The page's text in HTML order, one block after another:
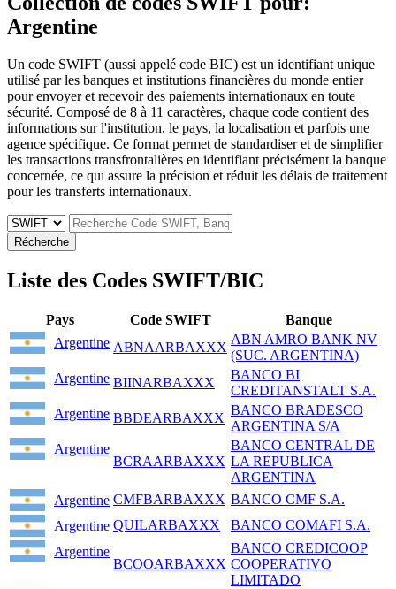
Argentine
Un code SWIFT (aussi appelé code BIC) est un identifiant unique
utilisé par les banques et institutions financières du monde entier
pour envoyer et recevoir des paiements internationaux en toute
sécurité. Composé de 8 à 11 caractères, chaque code contient des
informations sur l'institution, le pays, la localisation et parfois une
agence spécifique. Ce format permet de standardiser et de simplifier
les transactions transfrontalières en identifiant précisément la banque
concernée, ce qui assure la précision et réduit les délais de traitement
pour les transferts internationaux.
Récherche
Liste des Codes SWIFT/BIC
Pays Code SWIFT
Banque
Argentine ABNAARBAXXX
ABN AMRO BANK NV
(SUC. ARGENTINA)
Argentine BIINARBAXXX
BANCO BI
CREDITANSTALT S.A.
Argentine BBDEARBAXXX
BANCO BRADESCO
ARGENTINA S/A
Argentine
BCRAARBAXXX
BANCO CENTRAL DE
LA REPUBLICA
ARGENTINA
Argentine CMFBARBAXXX BANCO CMF S.A.
Argentine QUILARBAXXX
BANCO COMAFI S.A.
Argentine
BCOOARBAXXX
BANCO CREDICOOP
COOPERATIVO
LIMITADO